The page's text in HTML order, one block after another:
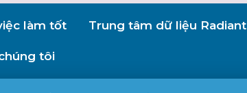
làm tốt Trung tâm dữ liệu Radiant
tôi